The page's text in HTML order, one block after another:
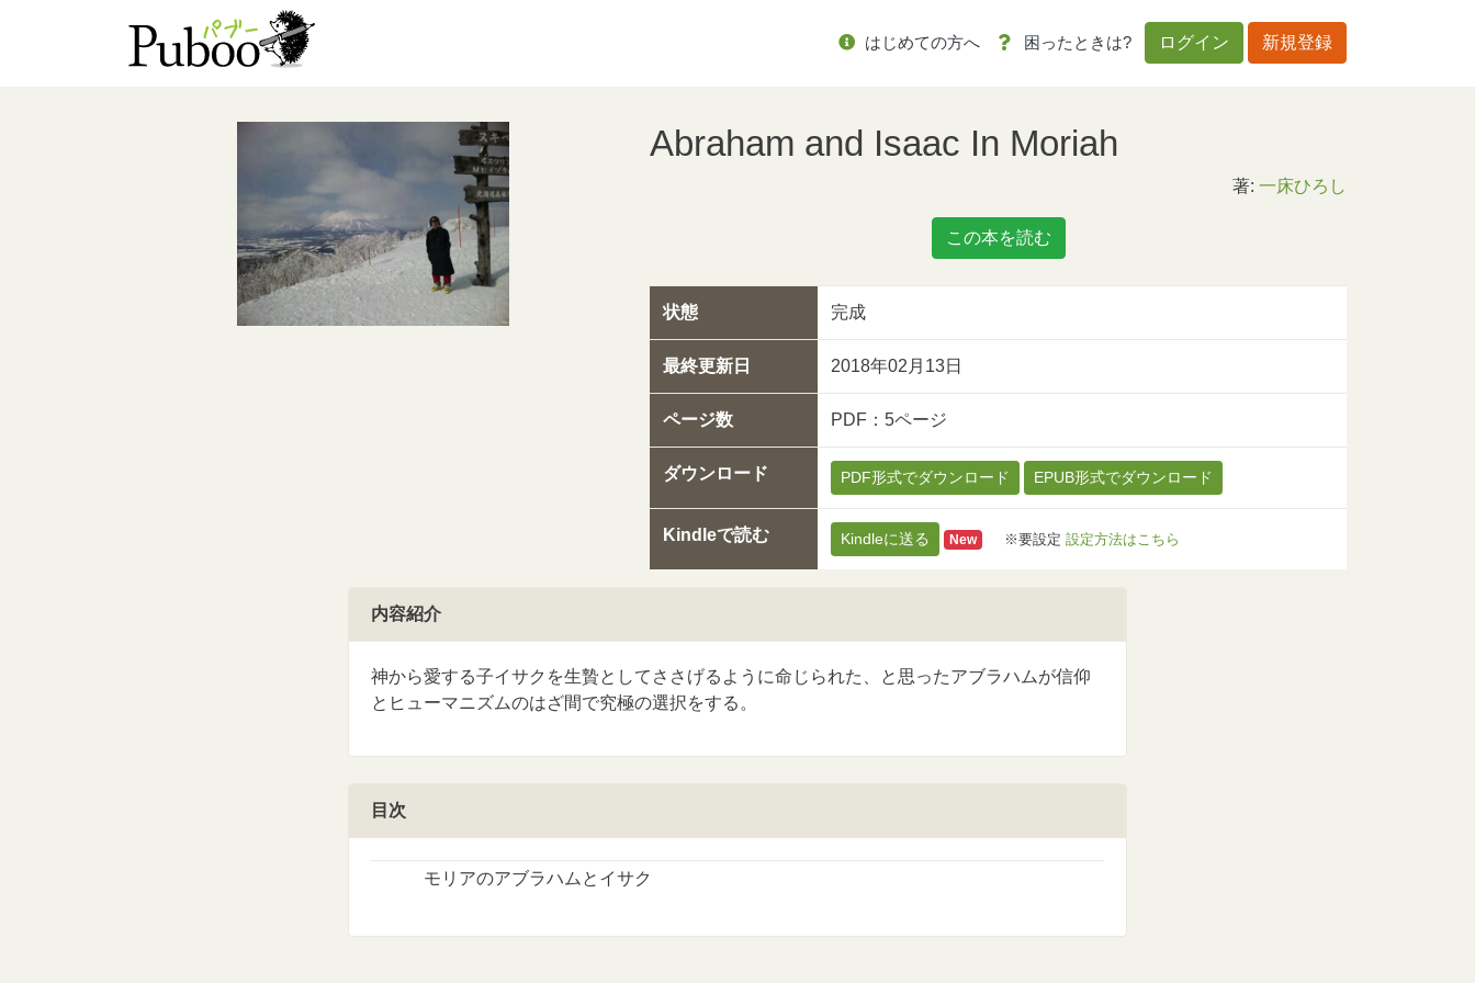
はじめての方へ 困ったときは? ログイン 新規登録
Abraham and Isaac In Moriah
著: 一床ひろし
この本を読む
状態 完成
最終更新日 2018年02月13日
ページ数 PDF：5ページ
ダウンロード PDF形式でダウンロード EPUB形式でダウンロード
Kindleで読む Kindleに送る New ※要設定 設定方法はこちら
内容紹介
神から愛する子イサクを生贄としてささげるように命じられた、と思ったアブラハムが信仰
とヒューマニズムのはざ間で究極の選択をする。
目次
モリアのアブラハムとイサク